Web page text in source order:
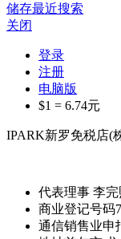
储存最近搜索
关闭
登录
注册
电脑版
$1 = 6.74元
IPARK新罗免税店(
代表理事 李完
商业登记号码
通信销售业申